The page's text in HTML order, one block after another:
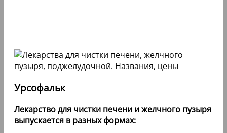
Урсофальк
Лекарство для чистки печени и желчного пузыря
выпускается в разных формах: